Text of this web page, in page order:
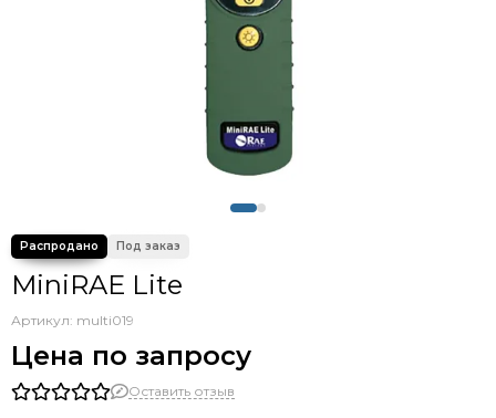
MiniRAE Lite
Артикул: multi019
Цена по запросу
Оставить отзыв